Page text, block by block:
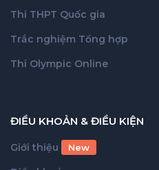
Thi THPT Quốc gia
Trắc nghiệm Tổng hợp
Thi Olympic Online
ĐIỀU KHOẢN & ĐIỀU KIỆN
Giới thiệu New